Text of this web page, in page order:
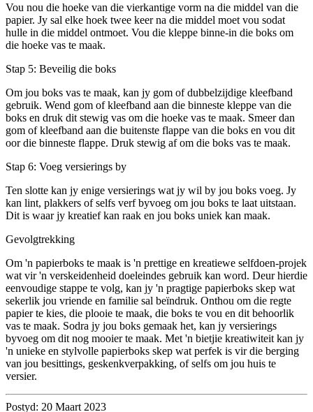
Vou nou die hoeke van die vierkantige vorm na die middel van die
papier. Jy sal elke hoek twee keer na die middel moet vou sodat
hulle in die middel ontmoet. Vou die kleppe binne-in die boks om
die hoeke vas te maak.
Stap 5: Beveilig die boks
Om jou boks vas te maak, kan jy gom of dubbelzijdige kleefband
gebruik. Wend gom of kleefband aan die binneste kleppe van die
boks en druk dit stewig vas om die hoeke vas te maak. Smeer dan
gom of kleefband aan die buitenste flappe van die boks en vou dit
oor die binneste flappe. Druk stewig af om die boks vas te maak.
Stap 6: Voeg versierings by
Ten slotte kan jy enige versierings wat jy wil by jou boks voeg. Jy
kan lint, plakkers of selfs verf byvoeg om jou boks te laat uitstaan.
Dit is waar jy kreatief kan raak en jou boks uniek kan maak.
Gevolgtrekking
Om 'n papierboks te maak is 'n prettige en kreatiewe selfdoen-projek
wat vir 'n verskeidenheid doeleindes gebruik kan word. Deur hierdie
eenvoudige stappe te volg, kan jy 'n pragtige papierboks skep wat
sekerlik jou vriende en familie sal beïndruk. Onthou om die regte
papier te kies, die plooie te maak, die boks te vou en dit behoorlik
vas te maak. Sodra jy jou boks gemaak het, kan jy versierings
byvoeg om dit nog mooier te maak. Met 'n bietjie kreatiwiteit kan jy
'n unieke en stylvolle papierboks skep wat perfek is vir die berging
van jou besittings, geskenkverpakking, of selfs om jou huis te
versier.
Postyd: 20 Maart 2023